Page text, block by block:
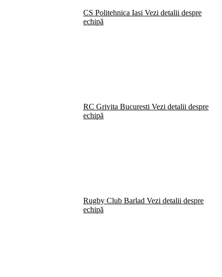
CS Politehnica Iasi Vezi detalii despre
echipă
RC Grivita Bucuresti Vezi detalii despre
echipă
Rugby Club Barlad Vezi detalii despre
echipă